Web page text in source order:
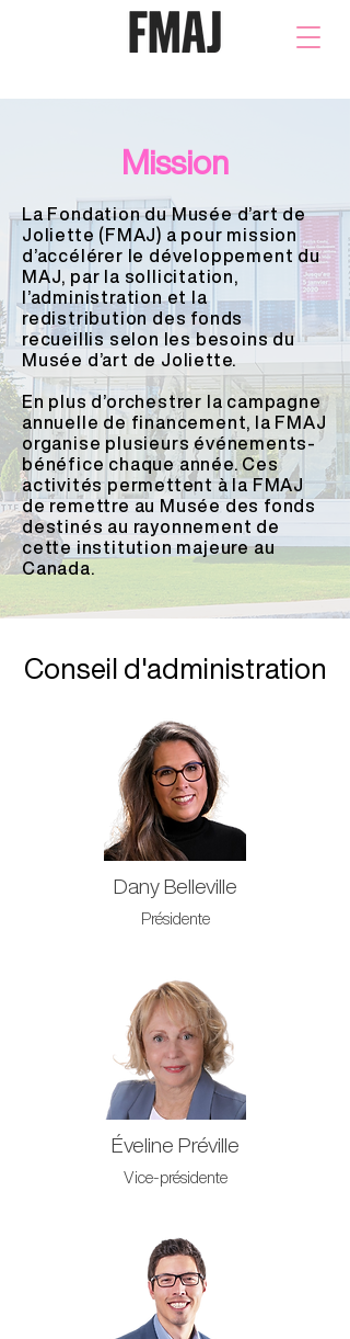
Mission
La Fondation du Musée d’art de
Joliette (FMAJ) a pour mission
d’accélérer le développement du
MAJ, par la sollicitation,
l’administration et la
redistribution des fonds
recueillis selon les besoins du
Musée d’art de Joliette.
En plus d’orchestrer la campagne
annuelle de financement, la FMAJ
organise plusieurs événements-
bénéfice chaque année. Ces
activités permettent à la FMAJ
de remettre au Musée des fonds
destinés au rayonnement de
cette institution majeure au
Canada.
Conseil d'administration
Dany Belleville
Présidente
Éveline Préville
Vice-présidente